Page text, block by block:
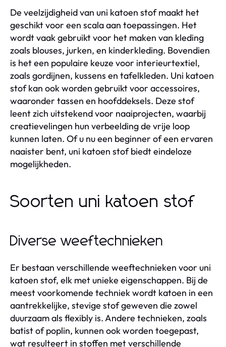
De veelzijdigheid van uni katoen stof maakt het
geschikt voor een scala aan toepassingen. Het
wordt vaak gebruikt voor het maken van kleding
zoals blouses, jurken, en kinderkleding. Bovendien
is het een populaire keuze voor interieurtextiel,
zoals gordijnen, kussens en tafelkleden. Uni katoen
stof kan ook worden gebruikt voor accessoires,
waaronder tassen en hoofddeksels. Deze stof
leent zich uitstekend voor naaiprojecten, waarbij
creatievelingen hun verbeelding de vrije loop
kunnen laten. Of u nu een beginner of een ervaren
naaister bent, uni katoen stof biedt eindeloze
mogelijkheden.
Soorten uni katoen stof
Diverse weeftechnieken
Er bestaan verschillende weeftechnieken voor uni
katoen stof, elk met unieke eigenschappen. Bij de
meest voorkomende techniek wordt katoen in een
aantrekkelijke, stevige stof geweven die zowel
duurzaam als flexibly is. Andere technieken, zoals
batist of poplin, kunnen ook worden toegepast,
wat resulteert in stoffen met verschillende